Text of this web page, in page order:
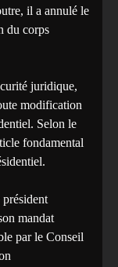
il a annulé le
du corps
juridique,
modification
Selon le
fondamental
mandat
par le Conseil